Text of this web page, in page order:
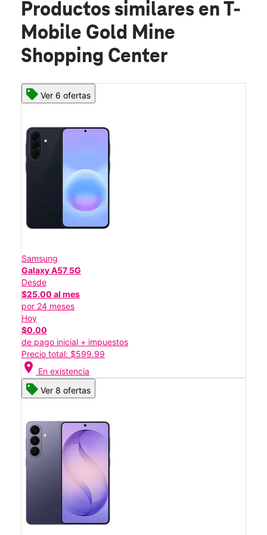
Productos similares en T-
Mobile Gold Mine
Shopping Center
Ver 6 ofertas
Samsung
Galaxy A57 5G
Desde
$25.00 al mes
por 24 meses
Hoy
$0.00
de pago inicial + impuestos
Precio total: $599.99
location_on En existencia
Ver 8 ofertas